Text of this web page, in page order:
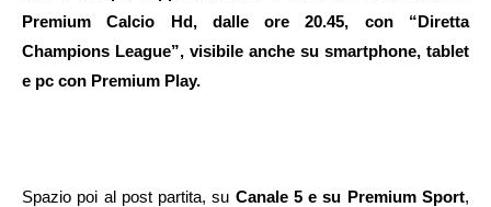
Premium Calcio Hd, dalle ore 20.45, con “Diretta
Champions League”, visibile anche su smartphone, tablet
e pc con Premium Play.
Spazio poi al post partita, su Canale 5 e su Premium Sport,